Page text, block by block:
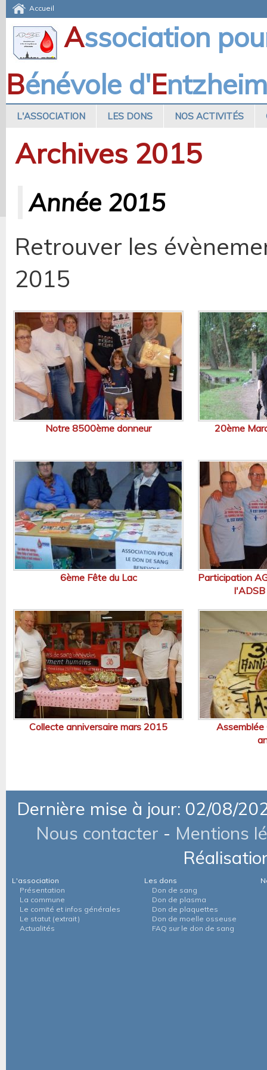
Accueil
Association
Bénévole d'Entzheim
L'ASSOCIATION LES DONS NOS ACTIVITÉS
Archives 2015
Année 2015
Retrouver les
2015
Notre 8500ème donneur 20ème
6ème Fête du Lac
Participation
l'ADSB
Collecte anniversaire mars 2015
Assemblée
Dernière mise à jour: 02/08/
Nous contacter - Mentions
L'association
Présentation
La commune
Le comité et infos générales
Le statut (extrait)
Actualités
Les dons
Don de sang
Don de plasma
Don de plaquettes
Don de moelle osseuse
FAQ sur le don de sang